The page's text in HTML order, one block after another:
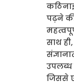
पढ़ने
साथ
उपलब्ध
जिससे